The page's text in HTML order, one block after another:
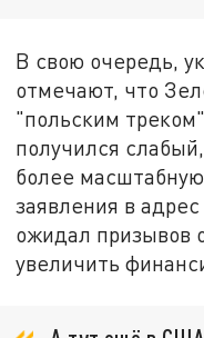
В свою очередь,
отмечают, что
"польским
получился
более
заявления в
ожидал призывов
увеличить